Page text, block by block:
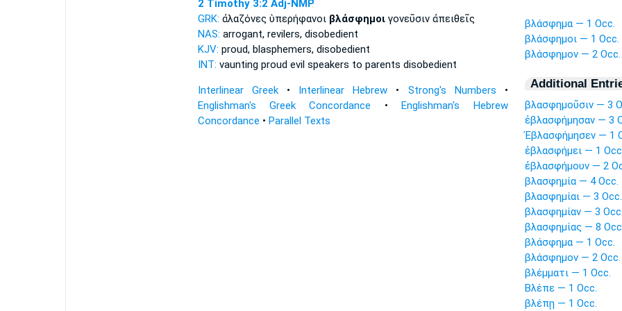
2 Timothy 3:2 Adj-NMP
GRK: ἀλαζόνες ὑπερήφανοι βλάσφημοιγονεῦσιν ἀπειθεῖς
NAS: arrogant, revilers,disobedient
KJV: proud, blasphemers,disobedient
INT: vaunting proud evil speakers to parents disobedient
Interlinear Greek• Interlinear Hebrew • Strong's Numbers •
Englishman's Greek Concordance •Englishman's Hebrew
Concordance • Parallel Texts
βλάσφημα — 1 Occ.
βλάσφημοι — 1 Occ.
βλάσφημον — 2 Occ.
Additional
βλασφημοῦσιν — 3
ἐβλασφήμησαν — 3
Ἐβλασφήμησεν — 1
ἐβλασφήμει — 1
ἐβλασφήμουν — 2
βλασφημία — 4 Occ.
βλασφημίαι — 3 Occ.
βλασφημίαν — 3 Occ.
βλασφημίας — 8
βλάσφημα — 1 Occ.
βλάσφημον — 2 Occ.
βλέμματι — 1 Occ.
Βλέπε — 1 Occ.
βλέπῃ — 1 Occ.